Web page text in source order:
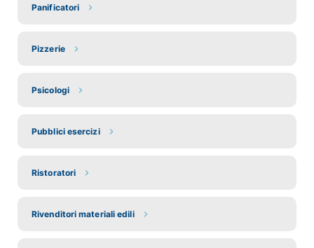
Panificatori
Pizzerie
Psicologi
Pubblici esercizi
Ristoratori
Rivenditori materiali edili